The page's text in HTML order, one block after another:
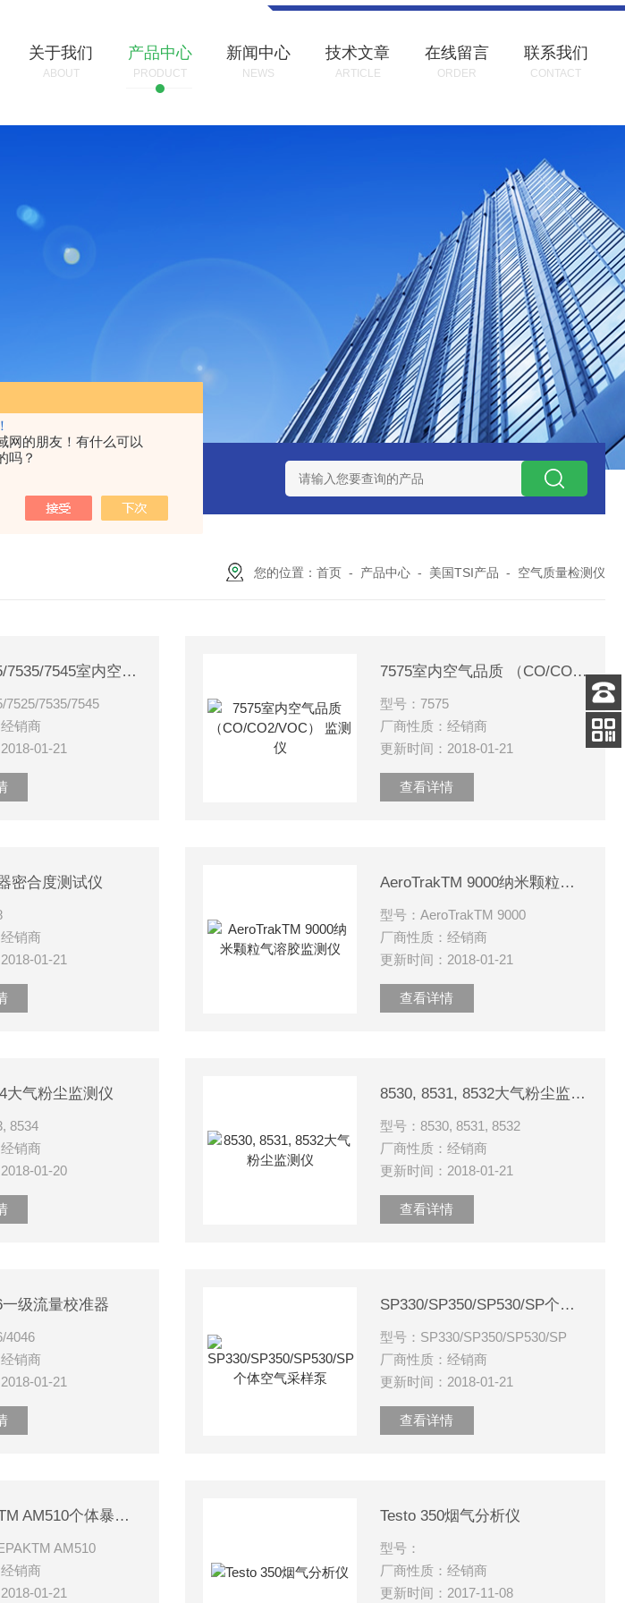
网的朋友！有什么可以
吗？
关于我们
ABOUT
产品中心
PRODUCT
新闻中心
NEWS
技术文章
ARTICLE
在线留言
ORDER
联系我们
CONTACT
气体质量流量计 CQB300数字恒流矿用防爆个体空气采样器 CQB1500数字恒流防爆矿用
您的位置： 首页 - 产品中心 - 美国TSI产品 - 空气质量检测仪
7515/7525/7535/7545室内空气品质仪
7525/7535/7545
销商
01-21
7575室内空气品质 （CO/CO2/VOC） 监测仪
型号：7575
厂商性质：经销商
更新时间：2018-01-21
查看详情
密合度测试仪
销商
01-21
AeroTrakTM 9000纳米颗粒气溶胶监测仪
型号：AeroTrakTM 9000
厂商性质：经销商
更新时间：2018-01-21
查看详情
大气粉尘监测仪
8534
销商
01-20
8530, 8531, 8532大气粉尘监测仪
型号：8530, 8531, 8532
厂商性质：经销商
更新时间：2018-01-21
查看详情
级流量校准器
4046
销商
01-21
SP330/SP350/SP530/SP个体空气采样泵
型号：SP330/SP350/SP530/SP
厂商性质：经销商
更新时间：2018-01-21
查看详情
SIDEPAKTM AM510个体暴露粉尘仪
AM510
销商
01-21
Testo 350烟气分析仪
型号：
厂商性质：经销商
更新时间：2017-11-08
客服
电话